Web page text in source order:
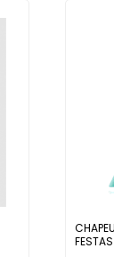
FESTAS